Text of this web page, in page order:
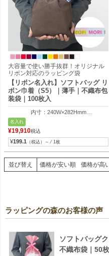
大容量で使い勝手抜群！オリジナル
リボン対応のラッピング袋
【リボン名入れ】ソフトバッグ リ
ボン巾着（S5）｜薄手｜不織布包
装袋｜100枚入
内寸：240W×282Hmm
名入れ
¥19,910税込
¥199.1 （税込）～ ⁄ 1枚
並び替え 価格が安い順 価格が高
ラッピングの森のお客様の声
ソフトバッグ
不織布袋｜50